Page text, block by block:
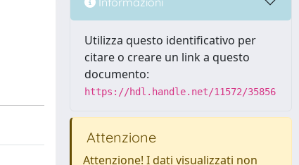
Utilizza questo identificativo per
citare o creare un link a questo
documento:
https://hdl.handle.net/11572/35856
Attenzione
Attenzione! I dati visualizzati non